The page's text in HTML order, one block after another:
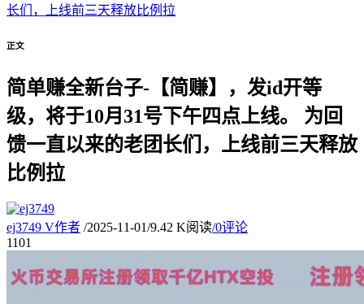
长们，上线前三天释放比例拉
正文
简单赚全新台子-【简赚】，发id开等
级，将于10月31号下午四点上线。 为回
馈一直以来的老团长们，上线前三天释放
比例拉
ej3749 V作者 /2025-11-01/9.42 K阅读/0评论
1101